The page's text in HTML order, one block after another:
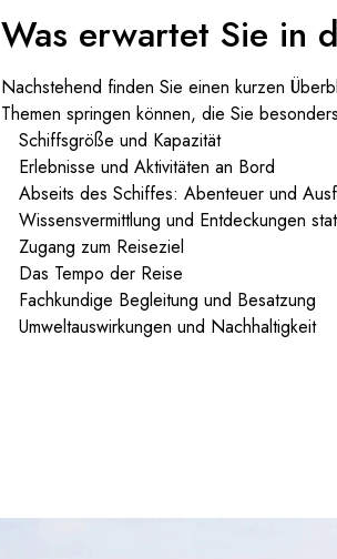
Was erwartet Sie in
Nachstehend finden Sie einen kurzen
Themen springen können, die Sie
Schiffsgröße und Kapazität
Erlebnisse und Aktivitäten an Bord
Abseits des Schiffes: Abenteuer und
Wissensvermittlung und Entdeckungen
Zugang zum Reiseziel
Das Tempo der Reise
Fachkundige Begleitung und Besatzung
Umweltauswirkungen und Nachhaltigkeit